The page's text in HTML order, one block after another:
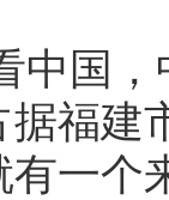
中国
福建
一个